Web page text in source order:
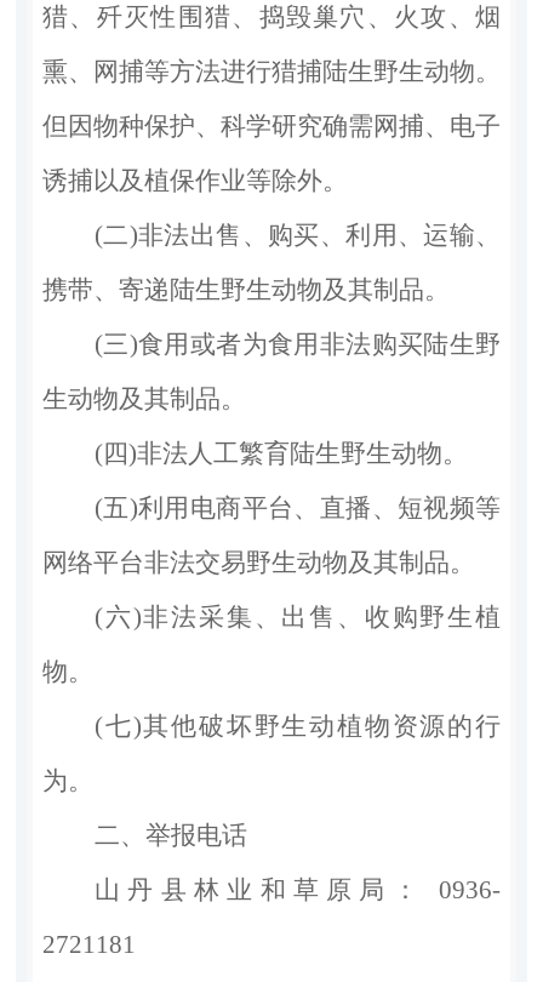
猎、歼灭性围猎、捣毁巢穴、火攻、烟
熏、网捕等方法进行猎捕陆生野生动物。
但因物种保护、科学研究确需网捕、电子
诱捕以及植保作业等除外。
(二)非法出售、购买、利用、运输、
携带、寄递陆生野生动物及其制品。
(三)食用或者为食用非法购买陆生野
生动物及其制品。
(四)非法人工繁育陆生野生动物。
(五)利用电商平台、直播、短视频等
网络平台非法交易野生动物及其制品。
(六)非法采集、出售、收购野生植
物。
(七)其他破坏野生动植物资源的行
为。
二、举报电话
山丹县林业和草原局
： 0936-
2721181